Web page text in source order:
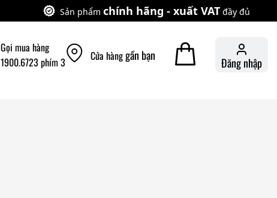
Sản phẩm chính hãng - xuất VAT đầy đủ
Gọi mua hàng
1900.6723 phím 3
Cửa hànggần bạn Đăng nhập